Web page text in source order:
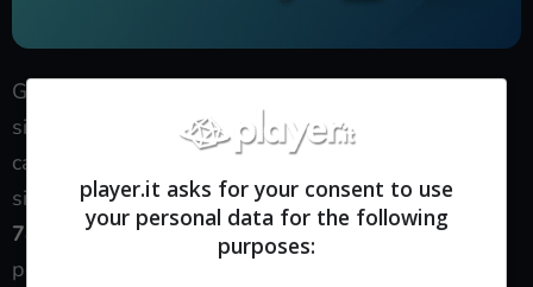
Gli automatismi di questo prodotto sono
sicuramente un aspetto da non sottovalutare, ma la
caratteristica fiore all’occhiello del Freo X Plus è
sicuramentela sua potenza d’aspirazione di ben
7800 PA , leader nel settore; una potenza che
permette di lasciare i pavimenti limpidi con una
player.it asks for your consent to use
your personal data for the following
purposes: